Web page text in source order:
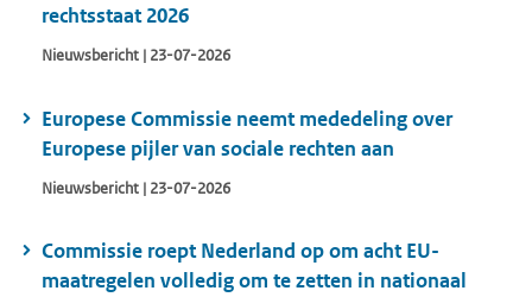
rechtsstaat 2026
Nieuwsbericht | 23-07-2026
Europese Commissie neemt mededeling over
Europese pijler van sociale rechten aan
Nieuwsbericht | 23-07-2026
Commissie roept Nederland op om acht EU-
maatregelen volledig om te zetten in nationaal